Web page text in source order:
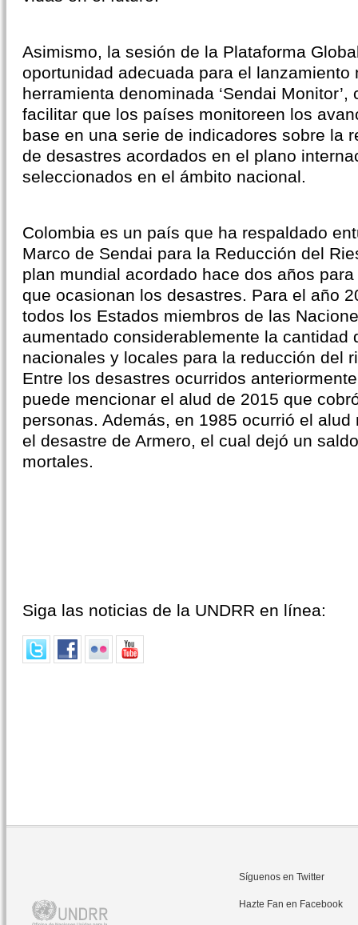
Asimismo, la sesión de la Plataforma
oportunidad adecuada para el lanzamiento
herramienta denominada ‘Sendai
facilitar que los países monitoreen los
base en una serie de indicadores sobre la
de desastres acordados en el plano
seleccionados en el ámbito nacional.
Colombia es un país que ha respaldado
Marco de Sendai para la Reducción del
plan mundial acordado hace dos años
que ocasionan los desastres. Para el año
todos los Estados miembros de las
aumentado considerablemente la cantidad
nacionales y locales para la reducción del
Entre los desastres ocurridos
puede mencionar el alud de 2015 que
personas. Además, en 1985 ocurrió el
el desastre de Armero, el cual dejó un
mortales.
Siga las noticias de la UNDRR en línea:
Síguenos en Twitter
Hazte Fan en Facebook